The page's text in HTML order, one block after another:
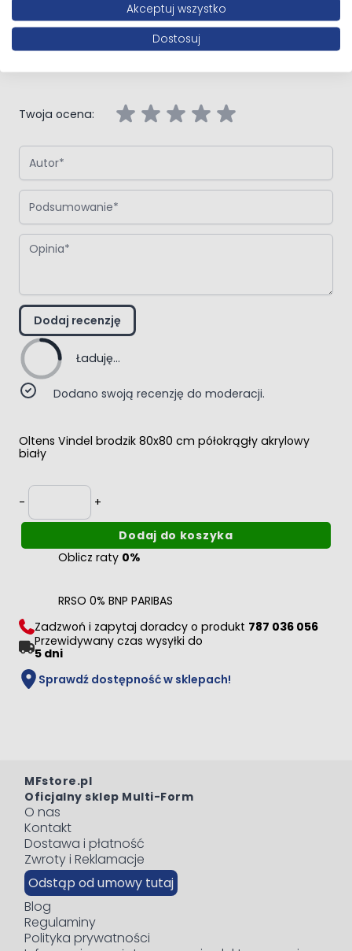
Napisz własną recenzję
Napisz opinię o produkcie:Oltens Vindel brodzik 80x80 cm
Twoja ocena:
Autor
Podsumowanie
Opinia
Dodaj recenzję
Ładuję...
Dodano swoją recenzję do moderacji.
Oltens Vindel brodzik 80x80 cm półokrągły akrylowy
biały
-
Ilość
+
Dodaj do koszyka
Oblicz raty 0%
RRSO 0% BNP PARIBAS
Zadzwoń i zapytaj doradcy o produkt 787 036 056
Przewidywany czas wysyłki do
5 dni
Sprawdź dostępność w sklepach!
MFstore.pl
Oficjalny sklep Multi-Form
O nas
Kontakt
Dostawa i płatność
Zwroty i Reklamacje
Odstąp od umowy tutaj
Blog
Regulaminy
Polityka prywatności
Akceptuj wszystko
Dostosuj